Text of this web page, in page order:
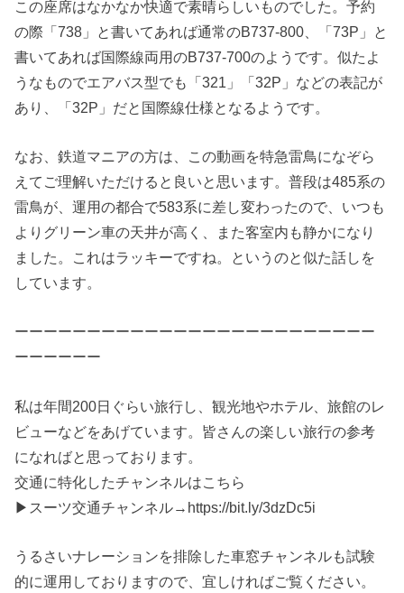
この座席はなかなか快適で素晴らしいものでした。予約
の際「738」と書いてあれば通常のB737-800、「73P」と
書いてあれば国際線両用のB737-700のようです。似たよ
うなものでエアバス型でも「321」「32P」などの表記が
あり、「32P」だと国際線仕様となるようです。
なお、鉄道マニアの方は、この動画を特急雷鳥になぞら
えてご理解いただけると良いと思います。普段は485系の
雷鳥が、運用の都合で583系に差し変わったので、いつも
よりグリーン車の天井が高く、また客室内も静かになり
ました。これはラッキーですね。というのと似た話しを
しています。
ーーーーーーーーーーーーーーーーーーーーーーーーー
ーーーーーー
私は年間200日ぐらい旅行し、観光地やホテル、旅館のレ
ビューなどをあげています。皆さんの楽しい旅行の参考
になればと思っております。
交通に特化したチャンネルはこちら
▶スーツ交通チャンネル→https://bit.ly/3dzDc5i
うるさいナレーションを排除した車窓チャンネルも試験
的に運用しておりますので、宜しければご覧ください。